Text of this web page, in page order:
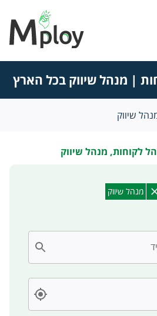
| מנהל שיווק בכל הארץ
שיווק
לקוחות, מנהל שיווק
מנהל שיווק